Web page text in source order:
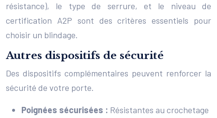
résistance), le type de serrure, et le niveau de
certification A2P sont des critères essentiels pour
choisir un blindage.
Autres dispositifs de sécurité
Des dispositifs complémentaires peuvent renforcer la
sécurité de votre porte.
Poignées sécurisées : Résistantes au crochetage